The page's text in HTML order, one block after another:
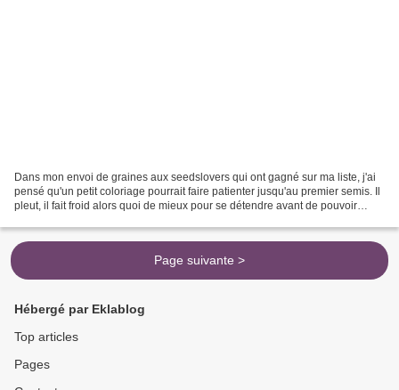
Dans mon envoi de graines aux seedslovers qui ont gagné sur ma liste, j'ai
pensé qu'un petit coloriage pourrait faire patienter jusqu'au premier semis. Il
pleut, il fait froid alors quoi de mieux pour se détendre avant de pouvoir
Page suivante >
Hébergé par Eklablog
Top articles
Pages